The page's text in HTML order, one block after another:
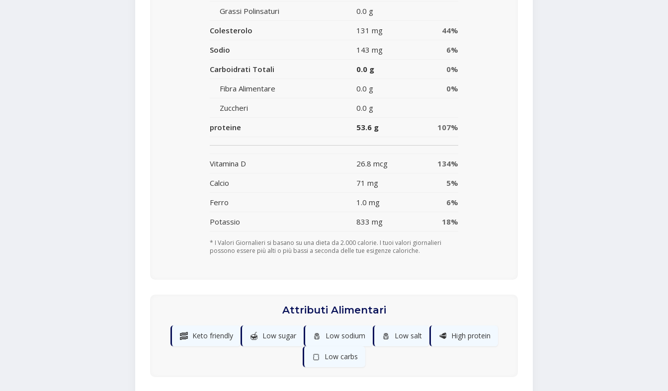
Grassi Polinsaturi
0.0 g
Colesterolo
131 mg
44%
Sodio
143 mg
6%
Carboidrati Totali
0.0 g
0%
Fibra Alimentare
0.0 g
0%
Zuccheri
0.0 g
proteine
53.6 g 107%
Vitamina D 26.8 mcg
134%
Calcio
71 mg
5%
Ferro
1.0 mg
6%
Potassio
833 mg 18%
* I Valori Giornalieri si basano su una dieta da 2.000 calorie. I tuoi valori giornalieri
possono essere più alti o più bassi a seconda delle tue esigenze caloriche.
Attributi Alimentari
🥓 Keto friendly 🍯 Low sugar 🧂 Low sodium 🧂 Low salt 🥩 High protein
🍞 Low carbs